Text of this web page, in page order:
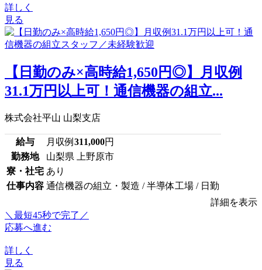
詳しく
見る
【日勤のみ×高時給1,650円◎】月収例
31.1万円以上可！通信機器の組立...
株式会社平山 山梨支店
給与 月収例 311,000円
勤務地
山梨県 上野原市
寮・社宅 あり
仕事内容 通信機器の組立・製造 / 半導体工場 / 日勤
詳細を表示
＼最短45秒で完了／
応募へ進む
詳しく
見る